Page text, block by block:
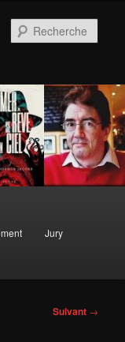
Jury
Suivant →